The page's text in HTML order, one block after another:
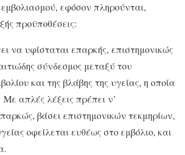
εφόσον πληρούνται,
προϋποθέσεις:
να υφίσταται επαρκής, επιστημονικώς
σύνδεσμος μεταξύ του
και της βλάβης της υγείας, η οποία
απλές λέξεις πρέπει ν’
βάσει επιστημονικών τεκμηρίων,
οφείλεται ευθέως στο εμβόλιο, και